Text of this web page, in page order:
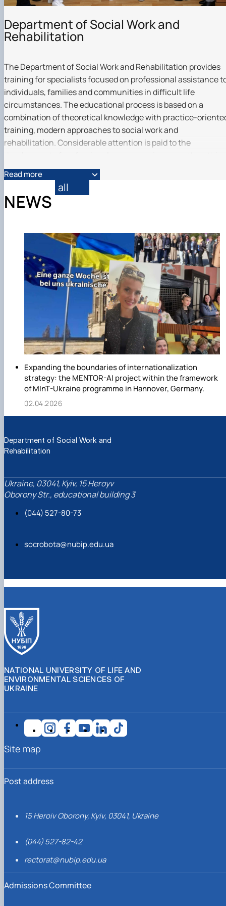
Department of Social Work and
Rehabilitation
The Department of Social Work and Rehabilitation provides
training for specialists focused on professional assistance
individuals, families and communities in difficult life
circumstances. The educational process is based on a
combination of theoretical knowledge with practice-
training, modern approaches to social work and
rehabilitation. Considerable attention is paid to the
thinking and interdisciplinary interaction skills, as well as
formation of the ability to apply effective methods of social
support and rehabilitation in real conditions.
Read more
NEWS
all
Expanding the boundaries of internationalization
strategy: the MENTOR-AI project within the framework
of MInT-Ukraine programme in Hannover, Germany.
02.04.2026
Department of Social Work and
Rehabilitation
Ukraine, 03041, Kyiv, 15 Heroyv
Oborony Str., educational building 3
(044) 527-80-73
socrobota@nubip.edu.ua
NATIONAL UNIVERSITY OF LIFE AND
ENVIRONMENTAL SCIENCES OF
UKRAINE
Post address
15 Heroiv Oborony, Kyiv, 03041, Ukraine
(044) 527-82-42
rectorat@nubip.edu.ua
Admissions Committee
Site map